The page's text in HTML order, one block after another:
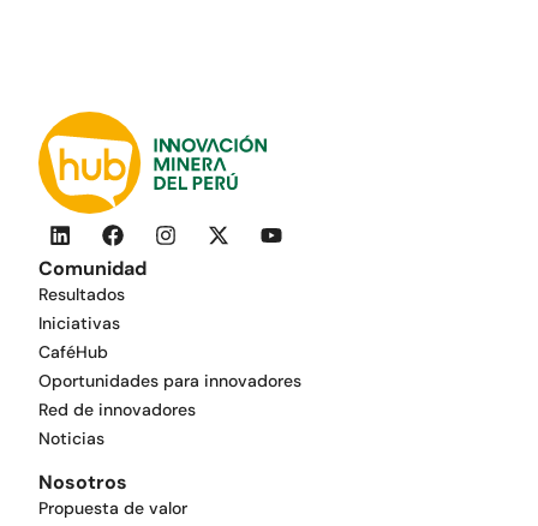
Comunidad
Resultados
Iniciativas
CaféHub
Oportunidades para innovadores
Red de innovadores
Noticias
Nosotros
Propuesta de valor